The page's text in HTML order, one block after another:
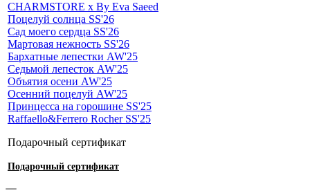
CHARMSTORE х By Eva Saeed
Поцелуй солнца SS'26
Сад моего сердца SS'26
Мартовая нежность SS'26
Бархатные лепестки AW'25
Седьмой лепесток AW'25
Объятия осени AW'25
Осенний поцелуй AW'25
Принцесса на горошине SS'25
Raffaello&Ferrero Rocher SS'25
Подарочный сертификат
Подарочный сертификат